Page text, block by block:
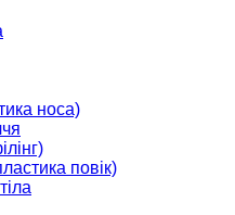
носа)
повік)